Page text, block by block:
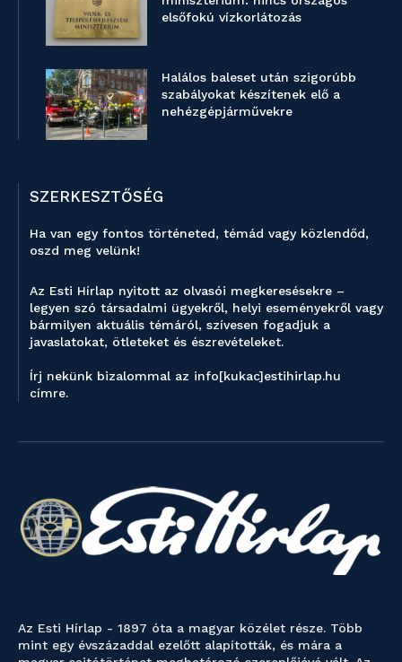
elsőfokú vízkorlátozás
Halálos baleset után szigorúbb
szabályokat készítenek elő a
nehézgépjárművekre
SZERKESZTŐSÉG
Ha van egy fontos történeted, témád vagy közlendőd,
oszd meg velünk!
Az Esti Hírlap nyitott az olvasói megkeresésekre –
legyen szó társadalmi ügyekről, helyi eseményekről vagy
bármilyen aktuális témáról, szívesen fogadjuk a
javaslatokat, ötleteket és észrevételeket.
Írj nekünk bizalommal az info[kukac]estihirlap.hu
címre.
Az Esti Hírlap - 1897 óta a magyar közélet része. Több
mint egy évszázaddal ezelőtt alapították, és mára a